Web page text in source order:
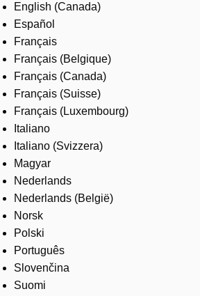
English (Canada)
Español
Français
Français (Belgique)
Français (Canada)
Français (Suisse)
Français (Luxembourg)
Italiano
Italiano (Svizzera)
Magyar
Nederlands
Nederlands (België)
Norsk
Polski
Português
Slovenčina
Suomi